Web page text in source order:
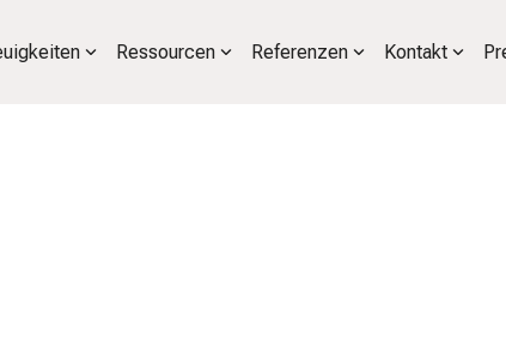
Ressourcen Referenzen Kontakt